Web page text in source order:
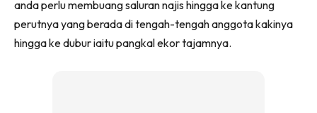
anda perlu membuang saluran najis hingga ke kantung
perutnya yang berada di tengah-tengah anggota kakinya
hingga ke dubur iaitu pangkal ekor tajamnya.